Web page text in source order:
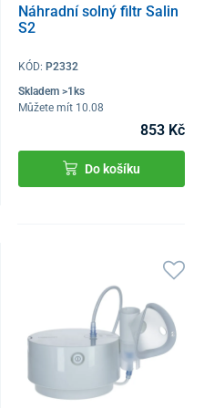
Náhradní solný filtr Salin
S2
KÓD:P2332
Skladem >1ks
Můžete mít 10.08
853 Kč
Do košíku